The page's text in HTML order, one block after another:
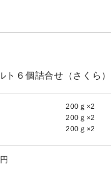
６個詰合せ（さくら）
ｇ×2 冷
ｇ×2 冷
ｇ×2 冷